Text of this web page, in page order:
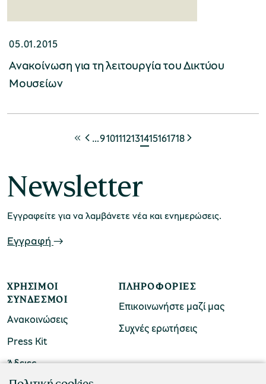
05.01.2015
Ανακοίνωση για τη λειτουργία του Δικτύου
Μουσείων
…9101112131415161718
Newsletter
Εγγραφείτε για να λαμβάνετε νέα και ενημερώσεις.
Εγγραφή
ΧΡΉΣΙΜΟΙ
ΣΎΝΔΕΣΜΟΙ
Ανακοινώσεις
Press Kit
Άδειες
ΠΛΗΡΟΦΟΡΊΕΣ
Επικοινωνήστε μαζί μας
Συχνές ερωτήσεις
ΠΟΛΙΤΙΣΤΙΚΟ ΙΔΡΥΜΑ ΟΜΙΛΟΥ ΠΕΙΡΑΙΩΣ